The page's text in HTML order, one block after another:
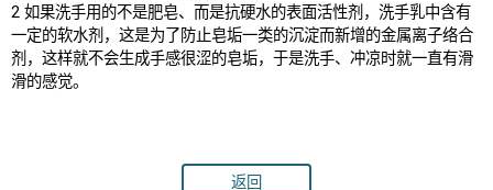
2 如果洗手用的不是肥皂、而是抗硬水的表面活性剂，洗手乳中含有
一定的软水剂，这是为了防止皂垢一类的沉淀而新增的金属离子络合
剂，这样就不会生成手感很涩的皂垢，于是洗手、冲凉时就一直有滑
滑的感觉。
返回